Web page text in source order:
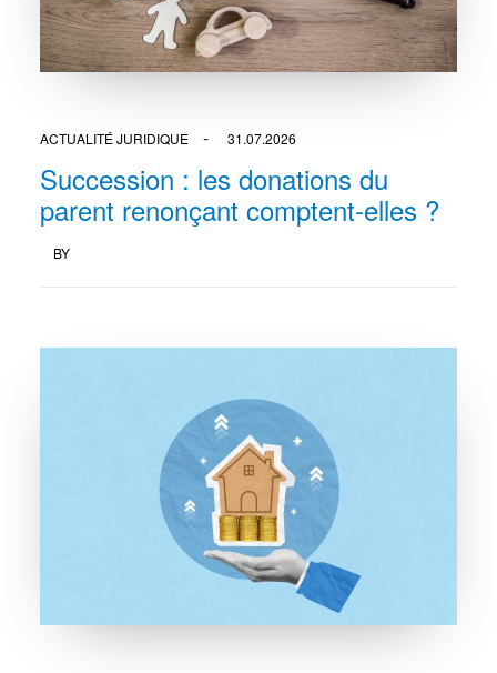
ACTUALITÉ JURIDIQUE 31.07.2026
Succession : les donations du
parent renonçant comptent-elles ?
BY